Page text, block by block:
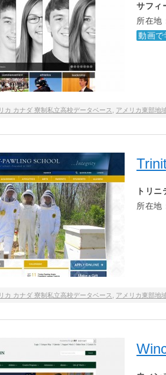
サフィ
所在地
動画で
カ カナダ 寮制私立高校データベース アメリカ東部地
トリ
所在地
カ カナダ 寮制私立高校データベース アメリカ東部地